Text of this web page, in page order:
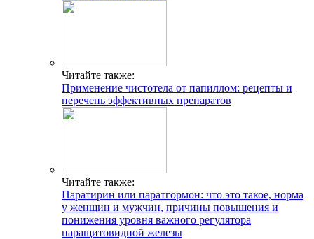
Читайте также:
Применение чистотела от папиллом: рецепты и
перечень эффективных препаратов
Читайте также:
Паратирин или паратгормон: что это такое, норма
у женщин и мужчин, причины повышения и
понижения уровня важного регулятора
паращитовидной железы